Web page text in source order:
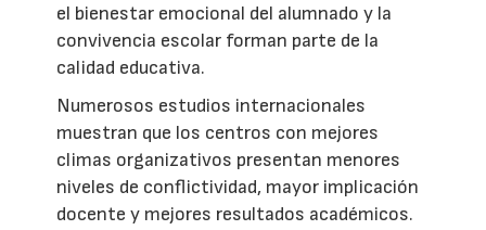
el bienestar emocional del alumnado y la
convivencia escolar forman parte de la
calidad educativa.
Numerosos estudios internacionales
muestran que los centros con mejores
climas organizativos presentan menores
niveles de conflictividad, mayor implicación
docente y mejores resultados académicos.